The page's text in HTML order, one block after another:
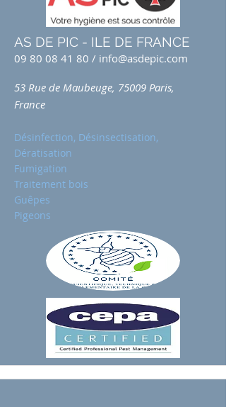
AS DE PIC - ILE DE FRANCE
09 80 08 41 80 / info@asdepic.com
53 Rue de Maubeuge, 75009 Paris,
France
Désinfection, Désinsectisation,
Dératisation
Fumigation
Traitement bois
Guêpes
Pigeons